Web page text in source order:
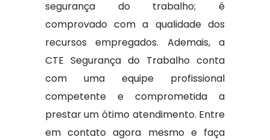
segurança do trabalho; é
comprovado com a qualidade dos
recursos empregados. Ademais, a
CTE Segurança do Trabalho conta
com uma equipe profissional
competente e comprometida a
prestar um ótimo atendimento. Entre
em contato agora mesmo e faça